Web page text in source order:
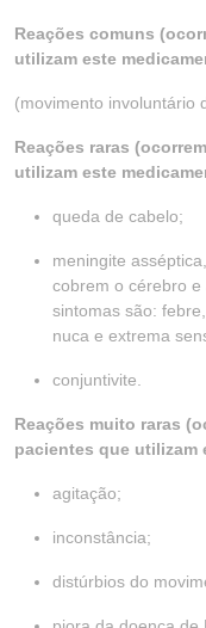
Reações comuns
utilizam este
(movimento involuntário
Reações raras
utilizam este
queda de cabelo;
meningite
cobrem o cérebro
sintomas são:
nuca e extrema
conjuntivite.
Reações muito raras
pacientes que utilizam
agitação;
inconstância;
distúrbios do